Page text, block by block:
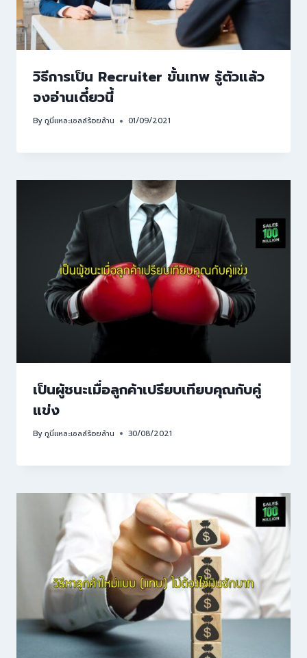
วิธีการเป็น Recruiter ขั้นเทพ รู้ตัวแล้ว
จงอ่านเดี๋ยวนี้
Byกูนี่แหละเซลล์ร้อยล้าน 01/09/2021
เป็นผู้ชนะเมื่อลูกค้าเปรียบเทียบคุณกับคู่
แข่ง
Byกูนี่แหละเซลล์ร้อยล้าน 30/08/2021